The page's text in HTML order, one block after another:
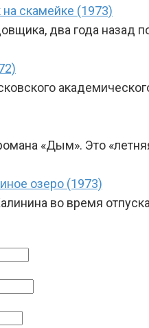
скамейке (1973)
два года назад
«Дым». Это
озеро (1973)
во время